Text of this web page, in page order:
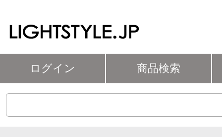
ログイン 商品検索